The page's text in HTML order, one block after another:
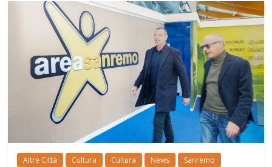
Altre Città Cultura Cultura News Sanremo